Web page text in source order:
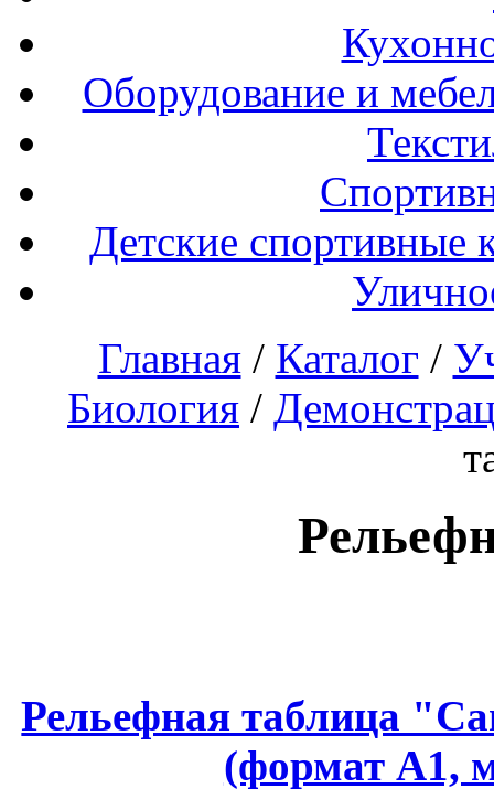
Оборудование и
Детские спортивные
Главная/ Каталог /
Биология /
Рельефная таблица
(формат А1,